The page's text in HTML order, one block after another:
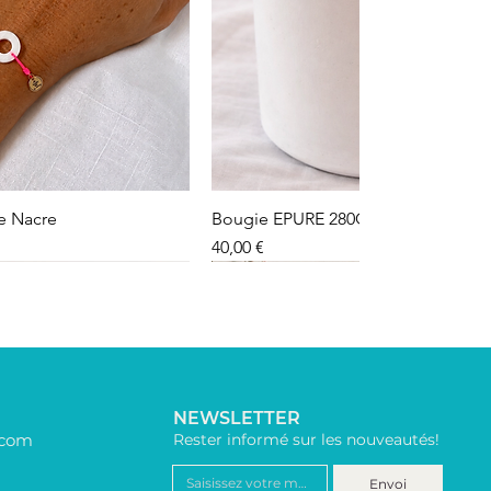
Nacre
Bougie EPURE 280G
Precio
40,00 €
NEWSLETTER
Rester informé sur les nouveautés!
Envoi